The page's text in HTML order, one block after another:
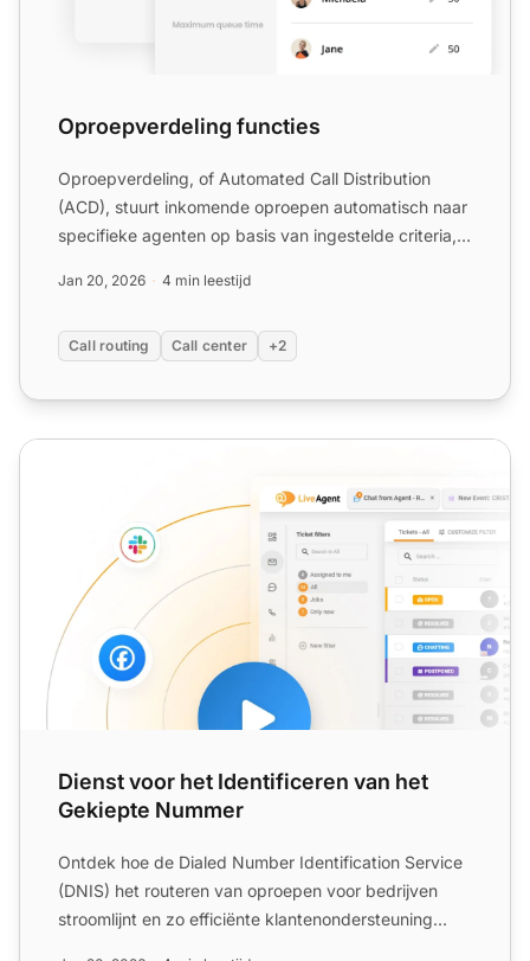
Oproepverdeling functies
Oproepverdeling, of Automated Call Distribution
(ACD), stuurt inkomende oproepen automatisch naar
specifieke agenten op basis van ingestelde criteria,
Jan 20, 2026 4 min leestijd
Call routing Call center +2
Dienst voor het Identificeren van het Gekiepte Nummer
Dienst voor het Identificeren van het
Gekiepte Nummer
Ontdek hoe de Dialed Number Identification Service
(DNIS) het routeren van oproepen voor bedrijven
stroomlijnt en zo efficiënte klantenondersteuning